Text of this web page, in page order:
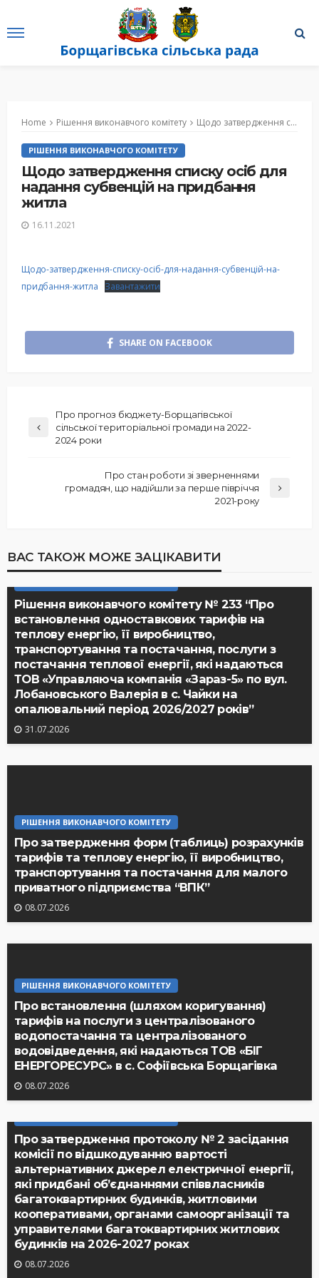
Home Рішення виконавчого комітету Щодо затвердження списку осіб для надання субвенцій на придбання житла
РІШЕННЯ ВИКОНАВЧОГО КОМІТЕТУ
Щодо затвердження списку осіб для
надання субвенцій на придбання
житла
16.11.2021
Щодо-затвердження-списку-осіб-для-надання-субвенцій-на-
придбання-житла
Завантажити
SHARE ON FACEBOOK
Про прогноз бюджету-Борщагівської
сільської територіальної громади на 2022-
2024 роки
Про стан роботи зі зверненнями
громадян, що надійшли за перше півріччя
2021-року
ВАС ТАКОЖ МОЖЕ ЗАЦІКАВИТИ
Рішення виконавчого комітету № 233 “Про
встановлення одноставкових тарифів на
теплову енергію, її виробництво,
транспортування та постачання, послуги з
постачання теплової енергії, які надаються
ТОВ «Управляюча компанія «Зараз-5» по вул.
Лобановського Валерія в с. Чайки на
опалювальний період 2026/2027 років”
31.07.2026
РІШЕННЯ ВИКОНАВЧОГО КОМІТЕТУ
Про затвердження форм (таблиць) розрахунків
тарифів та теплову енергію, її виробництво,
транспортування та постачання для малого
приватного підприємства “ВПК”
08.07.2026
РІШЕННЯ ВИКОНАВЧОГО КОМІТЕТУ
Про встановлення (шляхом коригування)
тарифів на послуги з централізованого
водопостачання та централізованого
водовідведення, які надаються ТОВ «БІГ
ЕНЕРГОРЕСУРС» в с. Софіївська Борщагівка
08.07.2026
Про затвердження протоколу № 2 засідання
комісії по відшкодуванню вартості
альтернативних джерел електричної енергії,
які придбані об’єднаннями співвласників
багатоквартирних будинків, житловими
кооперативами, органами самоорганізації та
управителями багатоквартирних житлових
будинків на 2026-2027 роках
08.07.2026